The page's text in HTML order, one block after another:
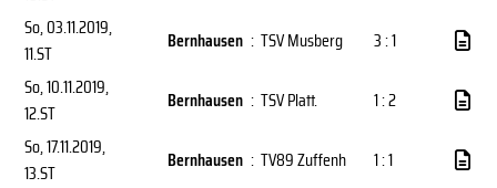
So, 03.11.2019,
11.ST
Bernhausen : TSV Musberg
3 : 1
So, 10.11.2019,
12.ST
Bernhausen : TSV Platt.
1 : 2
So, 17.11.2019,
13.ST
Bernhausen : TV89 Zuffenh
1 : 1